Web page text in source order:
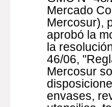
Mercado
Mercosur),
aprobó la
la
46/06,
Mercosur
envases,